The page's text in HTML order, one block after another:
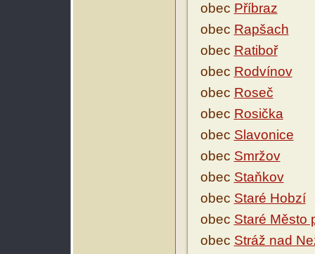
obec Příbraz
obec Rapšach
obec Ratiboř
obec Rodvínov
obec Roseč
obec Rosička
obec Slavonice
obec Smržov
obec Staňkov
obec Staré Hobzí
obec Staré Město
obec Stráž nad